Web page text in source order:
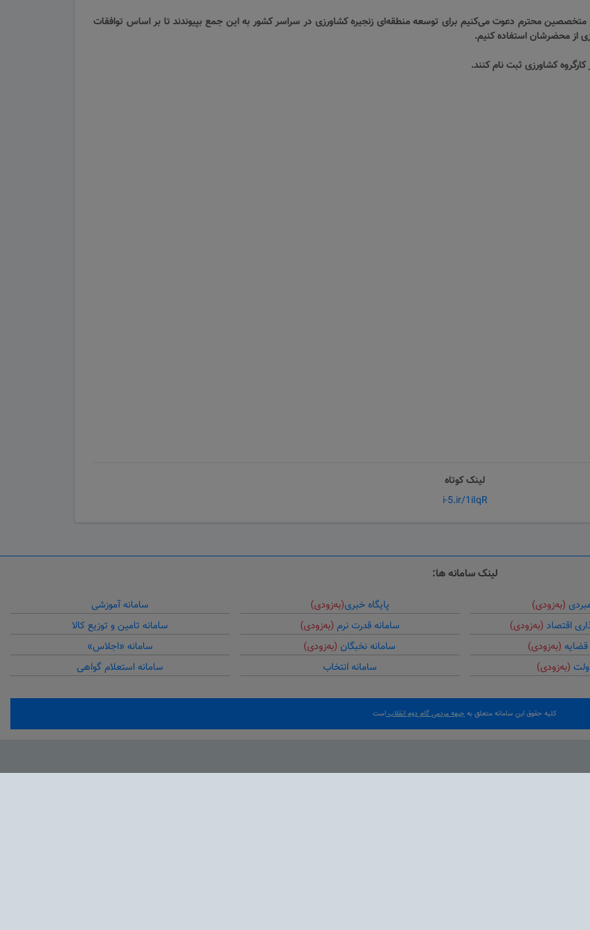
است که از متخصصین محترم دعوت می‌کنیم برای توسعه منطقه‌ای زنجیره کشاورزی در سراسر کشور به این جمع بپیوندند تا بر اساس توافقات
از محضرشان استفاده کنیم.
لینک کوتاه
i-5.ir/1iIqR
لینک سامانه ها:
(به‌زودی)
اقتصاد (به‌زودی)
قضایه (به‌زودی)
(به‌زودی)
پایگاه خبری(به‌زودی)
سامانه قدرت نرم (به‌زودی)
سامانه نخبگان (به‌زودی)
سامانه انتخاب
سامانه آموزشی
سامانه تامین و توزیع کالا
سامانه «اجلاس»
سامانه استعلام گواهی
کلیه حقوق این سامانه متعلق به جبهه مردمی گام دوم انقلاب است